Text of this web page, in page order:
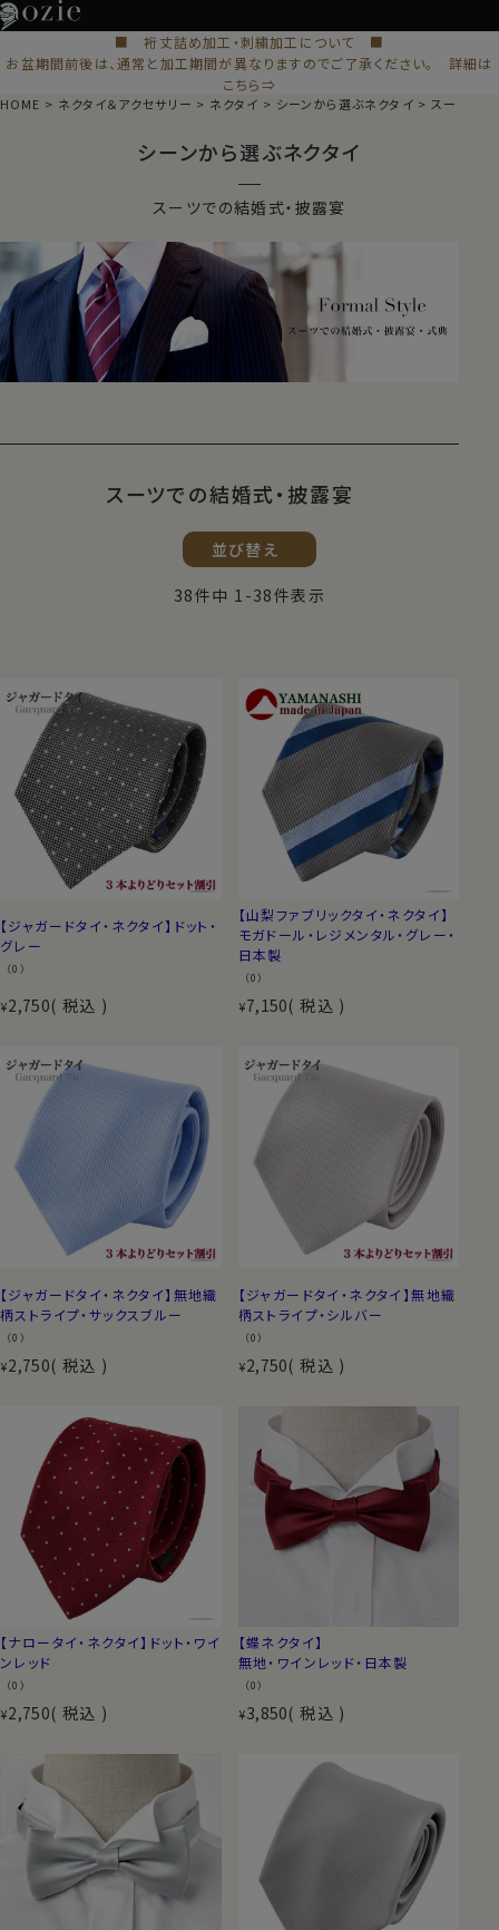
■ 裄丈詰め加工・刺繍加工について ■
お盆期間前後は、通常と加工期間が異なりますのでご了承ください。 詳細は
こちら⇒
HOME ネクタイ＆アクセサリー ネクタイ シーンから選ぶネクタイ スーツで
シーンから選ぶネクタイ
スーツでの結婚式・披露宴
スーツでの結婚式・披露宴
並び替え
38件中 1 -38件表示
【ジャガードタイ・ネクタイ】ドット・
グレー
（0）
¥2,750 税込
【山梨ファブリックタイ・ネクタイ】
モガドール・レジメンタル・グレー・
日本製
（0）
¥7,150 税込
【ジャガードタイ・ネクタイ】無地織
柄ストライプ・サックスブルー
（0）
¥2,750 税込
【ジャガードタイ・ネクタイ】無地織
柄ストライプ・シルバー
（0）
¥2,750 税込
【ナロータイ・ネクタイ】ドット・ワイ
ンレッド
（0）
¥2,750 税込
【蝶ネクタイ】
無地・ワインレッド・日本製
（0）
¥3,850 税込